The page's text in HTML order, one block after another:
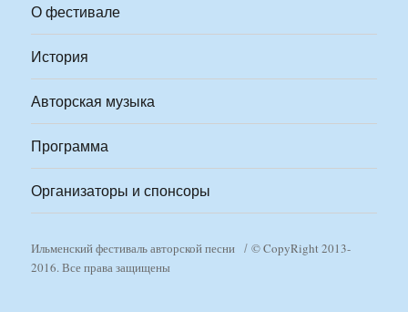
О фестивале
История
Авторская музыка
Программа
Организаторы и спонсоры
Ильменский фестиваль авторской песни
© CopyRight 2013-
2016. Все права защищены